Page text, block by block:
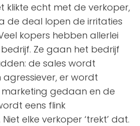
klikte echt met de verkoper,
de deal lopen de irritaties
kopers hebben allerlei
Ze gaan het bedrijf
de sales wordt
agressiever, er wordt
gedaan en de
eens flink
elke verkoper ‘trekt’ dat.